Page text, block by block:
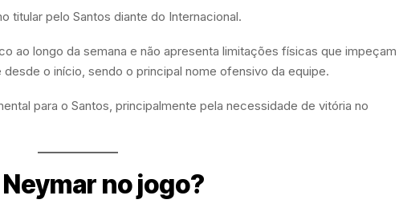
titular pelo Santos diante do Internacional.
ao longo da semana e não apresenta limitações físicas que impeçam
o início, sendo o principal nome ofensivo da equipe.
para o Santos, principalmente pela necessidade de vitória no
no jogo?